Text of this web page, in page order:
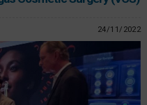
24/11/2022